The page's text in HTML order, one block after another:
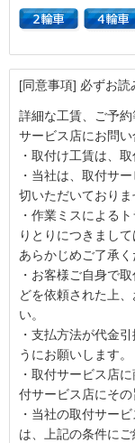
[同意事項] 必ずお読
詳細な工賃、ご予
サービス店にお問い
・取付け工賃は、
・当社は、取付サ
切いただいておりま
・作業ミスによる
りとりにつきまし
あらかじめご了承く
・お客様ご自身で
どを依頼された上
い。
・支払方法が代金
うにお願いします。
・取付サービス店
付サービス店にその
・当社の取付サー
は、上記の条件に